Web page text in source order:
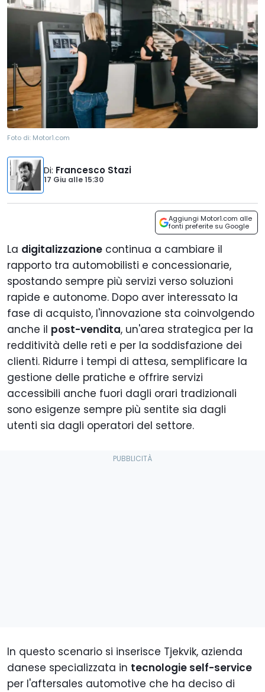
Foto di: Motor1.com
Di: Francesco Stazi
17 Giu alle15:30
Aggiungi Motor1.com alle
fonti preferite su Google
La digitalizzazione continua a cambiare il
rapporto tra automobilisti e concessionarie,
spostando sempre più servizi verso soluzioni
rapide e autonome. Dopo aver interessato la
fase di acquisto, l'innovazione sta coinvolgendo
anche il post-vendita, un'area strategica per la
redditività delle reti e per la soddisfazione dei
clienti. Ridurre i tempi di attesa, semplificare la
gestione delle pratiche e offrire servizi
accessibili anche fuori dagli orari tradizionali
sono esigenze sempre più sentite sia dagli
utenti sia dagli operatori del settore.
In questo scenario si inserisce Tjekvik, azienda
danese specializzata in tecnologie self-service
per l'aftersales automotive che ha deciso di